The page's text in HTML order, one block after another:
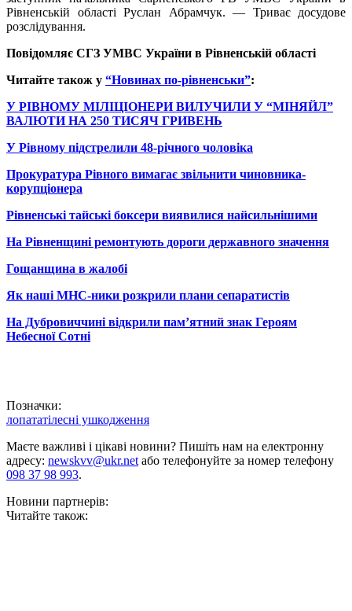
Рівненській області Руслан Абрамчук. — Триває досудове
розслідування.
Повідомляє СГЗ УМВС України в Рівненській області
Читайте також у “Новинах по-рівненськи”:
У РІВНОМУ МІЛІЦІОНЕРИ ВИЛУЧИЛИ У “МІНЯЙЛ”
ВАЛЮТИ НА 250 ТИСЯЧ ГРИВЕНЬ
У Рівному підстрелили 48-річного чоловіка
Прокуратура Рівного вимагає звільнити чиновника-
корупціонера
Рівненські тайські боксери виявилися найсильнішими
На Рівненщині ремонтують дороги державного значення
Гощанщина в жалобі
Як наші МНС-ники розкрили плани сепаратистів
На Дубровиччині відкрили пам’ятний знак Героям
Небесної Сотні
Позначки:
лопататілесні ушкодження
Маєте важливі і цікаві новини? Пишіть нам на електронну
адресу: newskvv@ukr.netабо телефонуйте за номер телефону
098 37 98 993.
Новини партнерів:
Читайте також: